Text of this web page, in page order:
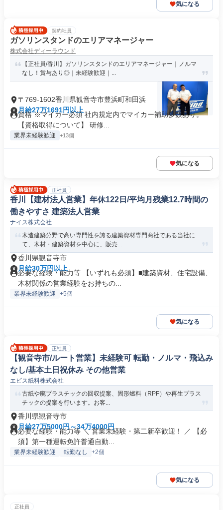
気になる
契約社員
ガソリンスタンドのエリアマネージャー
株式会社ディーラウンド
【正社員/香川】ガソリンスタンドのエリアマネージャー｜ノルマ
なし！賞与あり◎｜未経験歓迎｜...
〒769-1602香川県観音寺市豊浜町和田浜
月給27万1691円以上
資格 ※マイカー必須 社内規定内でマイカー補助多数あり。
【資格取得について】 研修...
業界未経験歓迎 +13個
気になる
正社員
香川【建材法人営業】年休122日/平均月残業12.7時間の
働きやすさ 建築法人営業
ナイス株式会社
木造建築分野で高い専門性を誇る建築資材専門商社である当社に
て、木材・建築資材を中心に、販売...
香川県観音寺市
月給30万円以上
必要な経験・能力等 【いずれも必須】■建築資材、住宅設備、
木材関係の営業経験をお持ちの...
業界未経験歓迎 +5個
気になる
正社員
【観音寺市/ルート営業】未経験可 転勤・ノルマ・飛込み
なし/基本土日祝休み その他営業
エビス紙料株式会社
古紙や廃プラスチックの回収提案、固形燃料（RPF）や再生プラス
チックの提案を行います。お客...
香川県観音寺市
月給27万5000円～34万4000円
必要な経験・能力等 ＼ 営業未経験・第二新卒歓迎！ ／ 【必
須】第一種運転免許普通自動...
業界未経験歓迎 転勤なし +2個
気になる
正社員